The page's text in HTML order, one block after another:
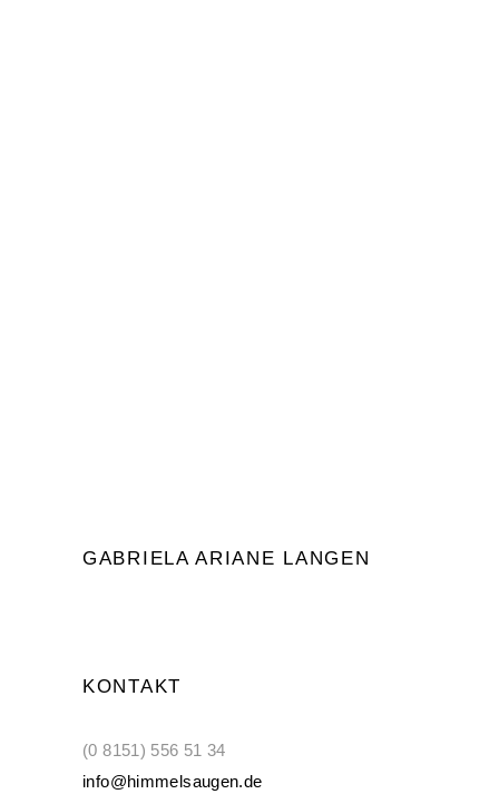
GABRIELA ARIANE LANGEN
KONTAKT
(0 8151) 556 51 34
info@himmelsaugen.de